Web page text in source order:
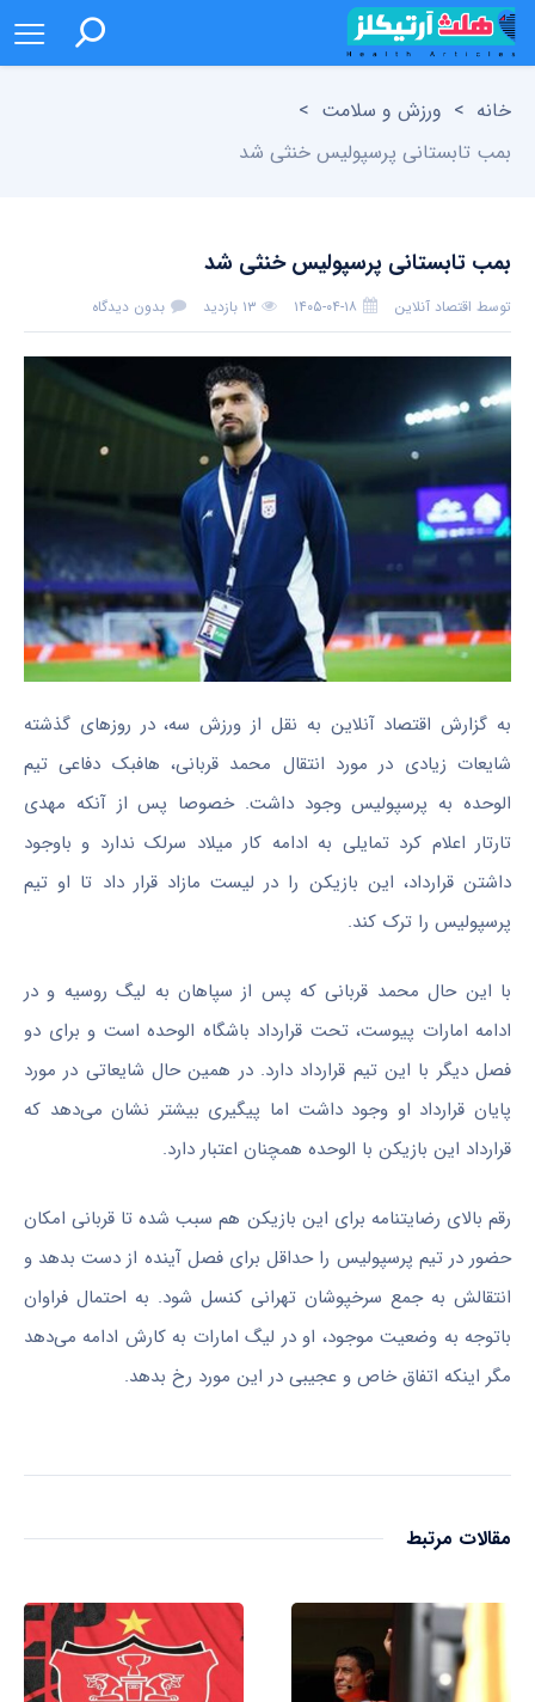
خانه > ورزش و سلامت >
بمب تابستانی پرسپولیس خنثی شد
بمب تابستانی پرسپولیس خنثی شد
توسط اقتصاد آنلاین ۱۴۰۵-۰۴-۱۸ ۱۳ بازدید بدون دیدگاه
به گزارش اقتصاد آنلاین به نقل از ورزش سه، در روزهای گذشته
شایعات زیادی در مورد انتقال محمد قربانی، هافبک دفاعی تیم
الوحده به پرسپولیس وجود داشت. خصوصا پس از آنکه مهدی
تارتار اعلام کرد تمایلی به ادامه کار میلاد سرلک ندارد و باوجود
داشتن قرارداد، این بازیکن را در لیست مازاد قرار داد تا او تیم
پرسپولیس را ترک کند.
با این حال محمد قربانی که پس از سپاهان به لیگ روسیه و در
ادامه امارات پیوست، تحت قرارداد باشگاه الوحده است و برای دو
فصل دیگر با این تیم قرارداد دارد. در همین حال شایعاتی در مورد
پایان قرارداد او وجود داشت اما پیگیری بیشتر نشان می‌دهد که
قرارداد این بازیکن با الوحده همچنان اعتبار دارد.
رقم بالای رضایتنامه برای این بازیکن هم سبب شده تا قربانی امکان
حضور در تیم پرسپولیس را حداقل برای فصل آینده از دست بدهد و
انتقالش به جمع سرخپوشان تهرانی کنسل شود. به احتمال فراوان
باتوجه به وضعیت موجود، او در لیگ امارات به کارش ادامه می‌دهد
مگر اینکه اتفاق خاص و عجیبی در این مورد رخ بدهد.
مقالات مرتبط